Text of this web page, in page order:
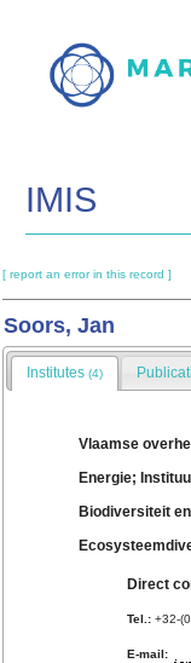
main
IMIS
[ report an error in this record ]
Soors, Jan
Institutes (4)
Vlaamse
Energie;
Biodiversiteit
Direct
Tel.: +32-
E-mail: